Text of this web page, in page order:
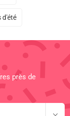
d'été
près de